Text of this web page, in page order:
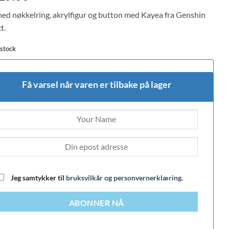
nøkkelring, akrylfigur og button med Kayea fra Genshin
Få varsel når varen er tilbake på lager
Jeg samtykker til bruksvilkår og personvernerklæring.
ABONNER NÅ